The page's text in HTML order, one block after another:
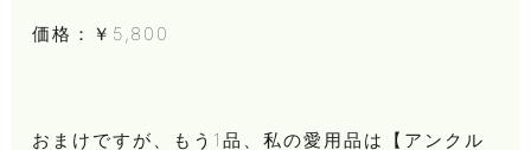
価格：￥5,800
おまけですが、もう1品、私の愛用品は【アンクル